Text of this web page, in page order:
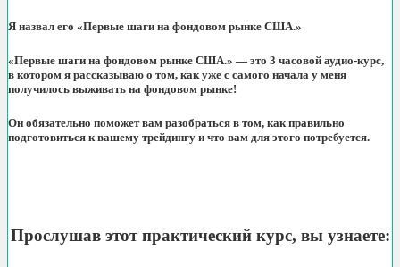
Я назвал его «Первые шаги на фондовом рынке США.»
«Первые шаги на фондовом рынке США.» — это 3 часовой аудио-курс,
в котором я рассказываю о том, как уже с самого начала у меня
получилось выживать на фондовом рынке!
Он обязательно поможет вам разобраться в том, как правильно
подготовиться к вашему трейдингу и что вам для этого потребуется.
Прослушав этот практический курс, вы узнаете: